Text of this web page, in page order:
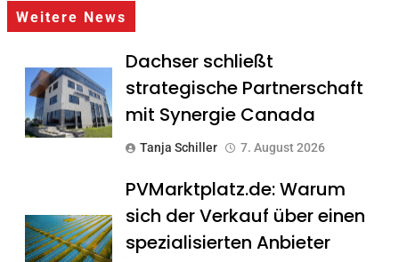
Weitere News
Dachser schließt
strategische Partnerschaft
mit Synergie Canada
Tanja Schiller 7. August 2026
PVMarktplatz.de: Warum
sich der Verkauf über einen
spezialisierten Anbieter